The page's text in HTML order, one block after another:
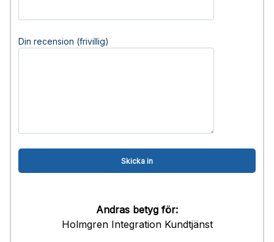
Din recension (frivillig)
Andras betyg för:
Holmgren Integration Kundtjänst